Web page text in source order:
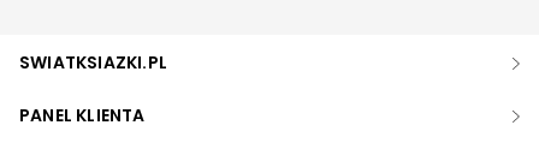
SWIATKSIAZKI.PL
PANEL KLIENTA